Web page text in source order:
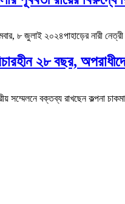
৮ জুলাই ২০২৪পাহাড়ের নারী
২৮ বছর,
সম্মেলনে বক্তব্য রাখছেন